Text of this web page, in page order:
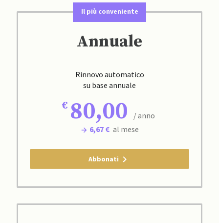
Il più conveniente
Annuale
Rinnovo automatico
su base annuale
80,00
/ anno
6,67 € al mese
Abbonati